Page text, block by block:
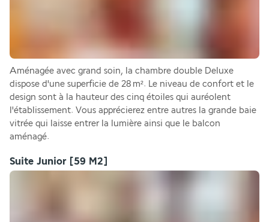
Aménagée avec grand soin, la chambre double Deluxe
dispose d'une superficie de 28 m². Le niveau de confort et le
design sont à la hauteur des cinq étoiles qui auréolent
l'établissement. Vous apprécierez entre autres la grande baie
vitrée qui laisse entrer la lumière ainsi que le balcon
aménagé.
Suite Junior [59 M2]